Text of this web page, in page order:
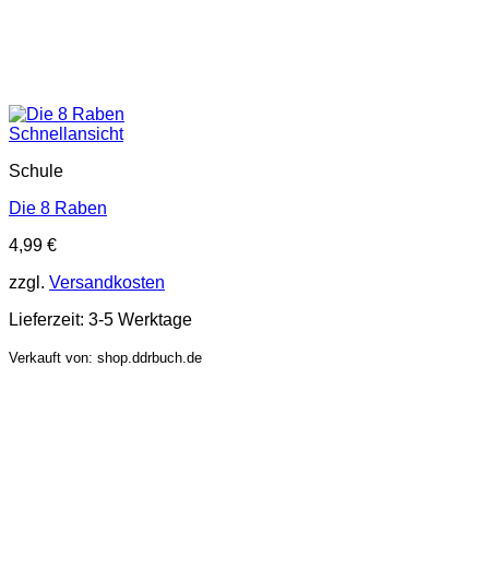
Schnellansicht
Schule
Die 8 Raben
4,99 €
zzgl. Versandkosten
Lieferzeit: 3-5 Werktage
Verkauft von: shop.ddrbuch.de